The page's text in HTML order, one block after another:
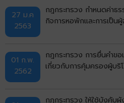
27 ม.ค
2563
กฎกระทรวง กําหนดค่าธ
กิจการหอพักและการเป็
01 ก.พ.
2562
กฎกระทรวง การยื่นคำข
เกี่ยวกับการคุ้มครองผู้บ
กฎกระทรวง ให้ใช้บังคับ